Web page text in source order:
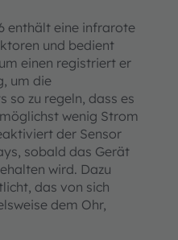
enthält eine infrarote
und bedient
einen registriert er
um die
so zu regeln, dass es
wenig Strom
der Sensor
sobald das Gerät
wird. Dazu
das von sich
dem Ohr,